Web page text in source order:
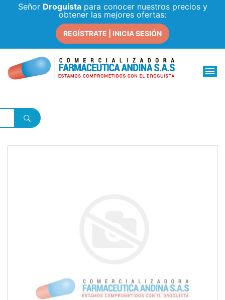
Señor Droguistapara conocer nuestros precios y
obtener las mejores ofertas:
REGÍSTRATE | INICIA SESIÓN